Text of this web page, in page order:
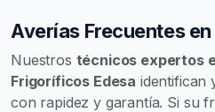
Averías Frecuentes
Nuestros técnicos expertos
Frigoríficos Edesa identifican
con rapidez y garantía. Si su